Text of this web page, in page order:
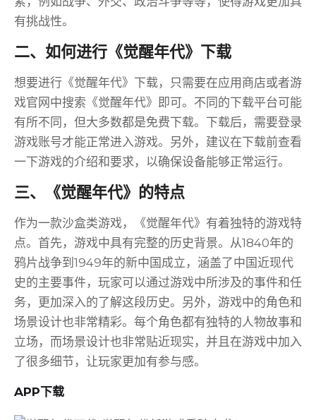
有挑战性。
二、如何进行《觉醒年代》下载
想要进行《觉醒年代》下载，只需要在应用商店或者游
戏官网中搜索《觉醒年代》即可。不同的下载平台可能
有所不同，但大多数都是免费下载。下载后，需要登录
游戏账号才能正常进入游戏。另外，建议在下载前查看
一下游戏的介绍和要求，以确保设备能够正常运行。
三、《觉醒年代》的特点
作为一款沙盒类游戏，《觉醒年代》有着独特的游戏特
点。首先，游戏中具有完整的历史背景。从1840年的
鸦片战争到1949年的新中国成立，涵盖了中国近现代
史的主要事件，玩家可以通过游戏中所涉及的事件和任
务，更加深入的了解这段历史。另外，游戏中的角色和
场景设计也非常精彩。每个角色都有独特的人物故事和
立场，而场景设计也非常贴近现实，并且在游戏中加入
了很多细节，让玩家更加有参与感。
APP下载